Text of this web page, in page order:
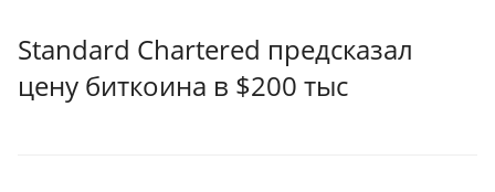
Standard Chartered предсказал
цену биткоина в $200 тыс